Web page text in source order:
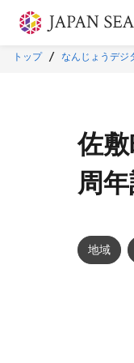
本文に飛ぶ
トップ なんじょうデジ
佐
周
地域